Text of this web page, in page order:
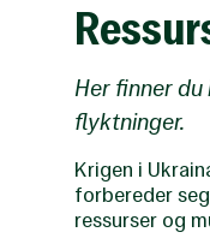
Her finner
flyktninger.
Krigen i
forbereder
ressurser og